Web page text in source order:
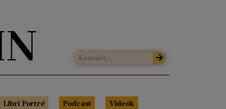
Libri Portré Podcast Videók